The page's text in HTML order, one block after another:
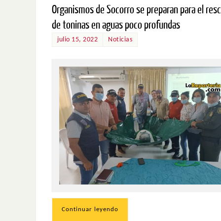
Organismos de Socorro se preparan para el
de toninas en aguas poco profundas
julio 15, 2022 Noticias
Continuar leyendo